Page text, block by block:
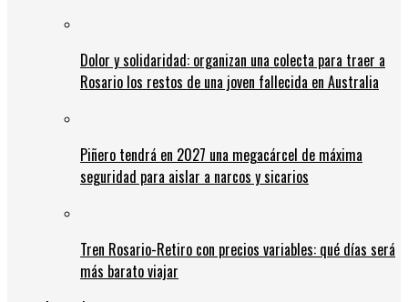
Dolor y solidaridad: organizan una colecta para traer a
Rosario los restos de una joven fallecida en Australia
Piñero tendrá en 2027 una megacárcel de máxima
seguridad para aislar a narcos y sicarios
Tren Rosario-Retiro con precios variables: qué días será
más barato viajar